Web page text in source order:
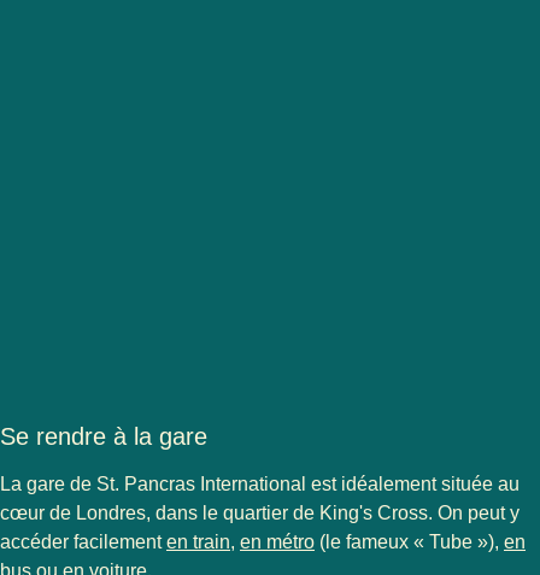
Se rendre à la gare
La gare de St. Pancras International est idéalement située au
cœur de Londres, dans le quartier de King's Cross. On peut y
accéder facilementen train Ouvre un nouvel onglet)
, en métro( Ouvre un nouvel onglet)
(le fameux « Tube »), en
( Ouvre un nouvel onglet